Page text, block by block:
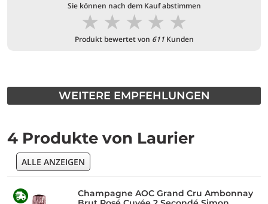
Sie können nach dem Kauf abstimmen
★
★
★
★
★
Produkt bewertet von 611Kunden
WEITERE EMPFEHLUNGEN
4 Produkte von Laurier
ALLE ANZEIGEN
Champagne AOC Grand Cru Ambonnay